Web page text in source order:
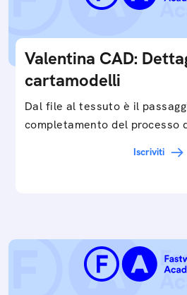
Valentina CAD:
cartamodelli
Dal file al tessuto è il
completamento del processo
Iscriviti